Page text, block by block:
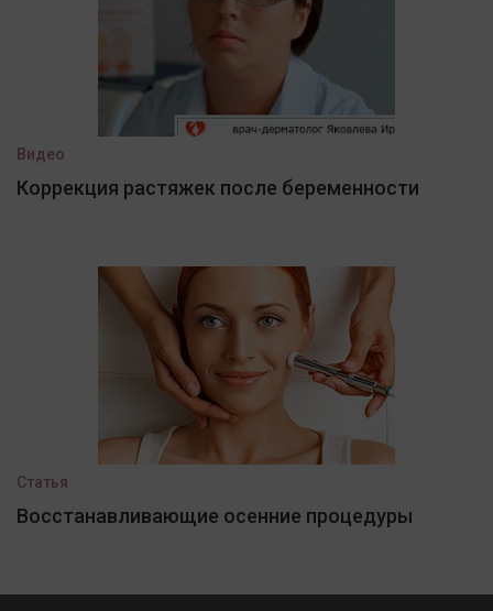
Видео
Коррекция растяжек после беременности
Статья
Восстанавливающие осенние процедуры